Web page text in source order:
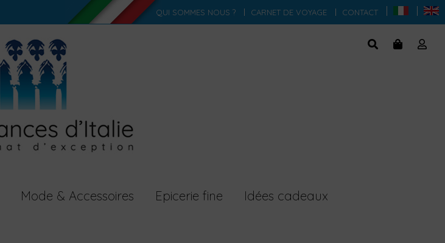
QUI SOMMES NOUS ? CARNET DE VOYAGE CONTACT
Mode & Accessoires Epicerie fine Idées cadeaux